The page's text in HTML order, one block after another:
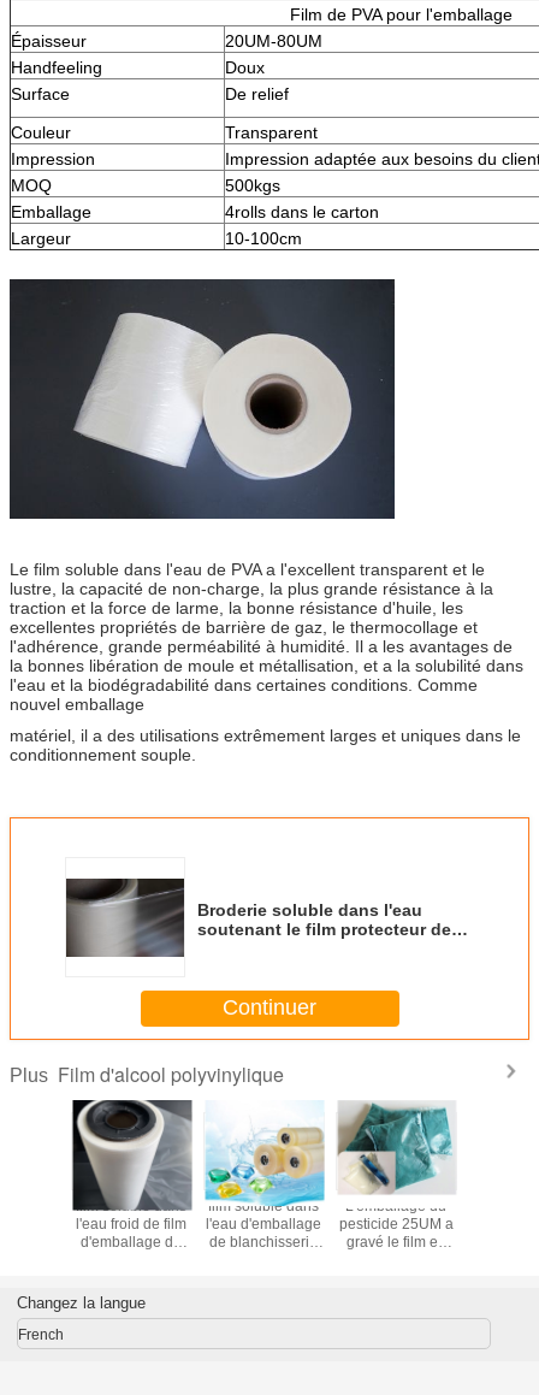
Film de PVA pour l'emballage
Épaisseur
20UM-80UM
Handfeeling
Doux
Surface
De relief
Couleur
Transparent
Impression
Impression adaptée aux besoins du
MOQ
500kgs
Emballage
4rolls dans le carton
Largeur
10-100cm
Le film soluble dans l'eau de PVA a l'excellent transparent et le
lustre, la capacité de non-charge, la plus grande résistance à la
traction et la force de larme, la bonne résistance d'huile, les
excellentes propriétés de barrière de gaz, le thermocollage et
l'adhérence, grande perméabilité à humidité. Il a les avantages de
la bonnes libération de moule et métallisation, et a la solubilité dans
l'eau et la biodégradabilité dans certaines conditions. Comme
nouvel emballage
matériel, il a des utilisations extrêmement larges et uniques dans le
conditionnement souple.
Broderie soluble dans l'eau
soutenant le film protecteur de
Continuer
Plus Film d'alcool polyvinylique
film soluble dans
l'eau froid de film
d'emballage de
polyvinylique
film soluble dans
l'eau d'emballage
de blanchisserie
L'emballage du
pesticide 25UM a
gravé le film en
Changez la langue
French